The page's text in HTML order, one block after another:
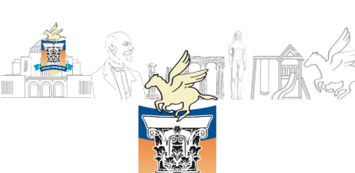
ΔΗΜΟΣ
ΚΟΡΙΝΘΙΩΝ